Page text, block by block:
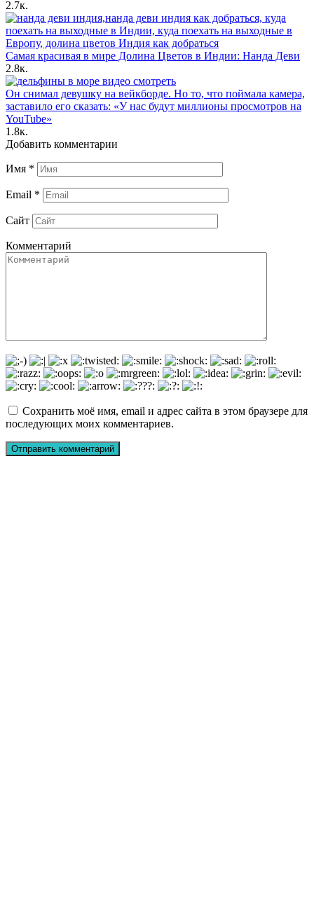
2.7к.
Самая красивая в мире Долина Цветов в Индии: Нанда Деви
2.8к.
Он снимал девушку на вейкборде. Но то, что поймала камера,
заставило его сказать: «У нас будут миллионы просмотров на
YouTube»
1.8к.
Добавить комментарии
Имя *
Email *
Сайт
Комментарий
Сохранить моё имя, email и адрес сайта в этом браузере для
последующих моих комментариев.